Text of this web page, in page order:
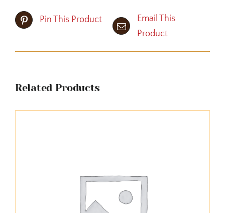
Pin This Product
Email This
Product
Related Products